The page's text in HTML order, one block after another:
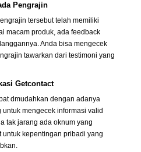
Pengrajin
tersebut telah memiliki
macam produk, ada feedback
Anda bisa mengecek
tawarkan dari testimoni yang
Getcontact
dmudahkan dengan adanya
mengecek informasi valid
tak jarang ada oknum yang
kepentingan pribadi yang